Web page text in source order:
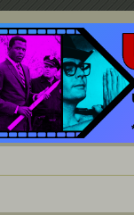
Paradies für Cineasten